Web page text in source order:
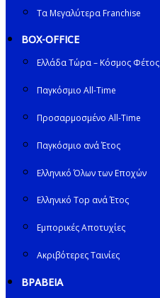
Τα Μεγαλύτερα Franchise
BOX-OFFICE
Ελλάδα Τώρα – Κόσμος Φέτος
Παγκόσμιο All-Time
Προσαρμοσμένο All-Time
Παγκόσμιο ανά Έτος
Ελληνικό Όλων των Εποχών
Ελληνικό Top ανά Έτος
Εμπορικές Αποτυχίες
Ακριβότερες Ταινίες
ΒΡΑΒΕΙΑ